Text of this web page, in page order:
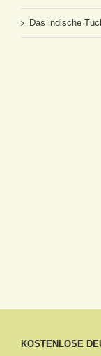
Das indische
KOSTENLOSE